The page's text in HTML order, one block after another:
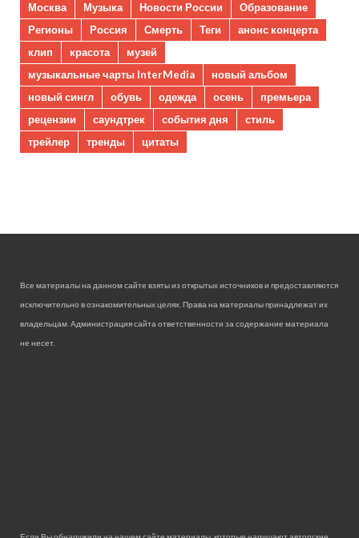
Москва
Музыка Новости России
Образование
Регионы
Россия Смерть Теги
анонс концерта
клип
красота
музей
музыкальные чарты InterMedia
новый альбом
новый сингл
обувь одежда осень
премьера
рецензии
саундтрек события дня
стиль
трейлер
тренды цитаты
Все материалы на данном сайте взяты из открытых источников и предоставляются
исключительно в ознакомительных целях. Права на материалы принадлежат их
владельцам. Администрация сайта ответственности за содержание материала
не несет.